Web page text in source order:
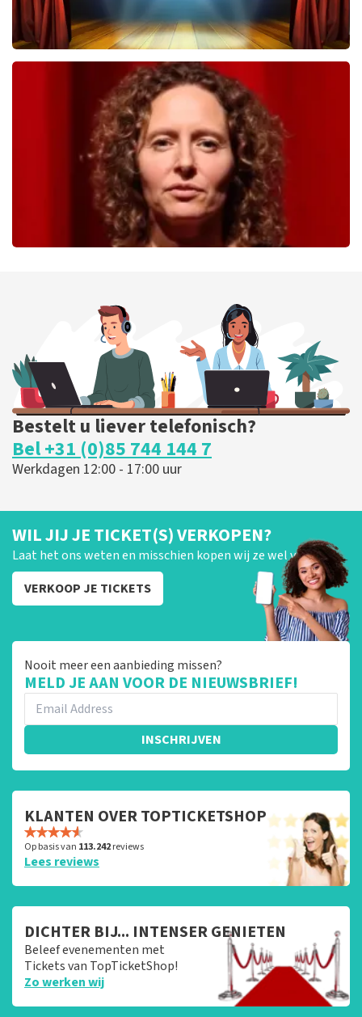
40 45 De Musical
laatste 30 minuten
BESTEL NU
BESTEL NU
Bestelt u liever telefonisch?
Bel +31 (0)85 744 144 7
Werkdagen 12:00 - 17:00 uur
WIL JIJ JE TICKET(S) VERKOPEN?
Laat het ons weten en misschien kopen wij ze wel van je!
VERKOOP JE TICKETS
Nooit meer een aanbieding missen?
MELD JE AAN VOOR DE NIEUWSBRIEF!
INSCHRIJVEN
KLANTEN OVER TOPTICKETSHOP
Op basis van 113.242reviews
Lees reviews
DICHTER BIJ... INTENSER GENIETEN
Beleef evenementen met
Tickets van TopTicketShop!
Zo werken wij